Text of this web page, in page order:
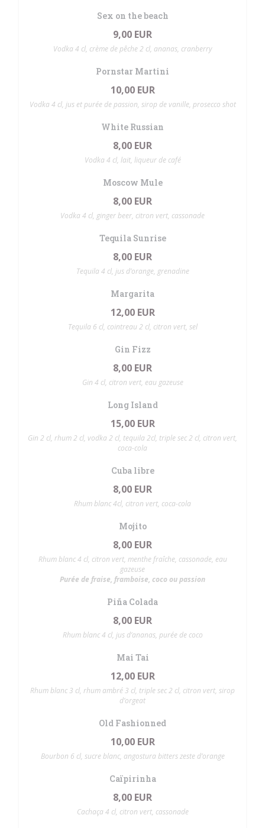
Sex on the beach
9,00 EUR
Vodka 4 cl, crème de pêche 2 cl, ananas, cranberry
Pornstar Martini
10,00 EUR
Vodka 4 cl, jus et purée de passion, sirop de vanille, prosecco shot
White Russian
8,00 EUR
Vodka 4 cl, lait, liqueur de café
Moscow Mule
8,00 EUR
Vodka 4 cl, ginger beer, citron vert, cassonade
Tequila Sunrise
8,00 EUR
Tequila 4 cl, jus d’orange, grenadine
Margarita
12,00 EUR
Tequila 6 cl, cointreau 2 cl, citron vert, sel
Gin Fizz
8,00 EUR
Gin 4 cl, citron vert, eau gazeuse
Long Island
15,00 EUR
Gin 2 cl, rhum 2 cl, vodka 2 cl, tequila 2cl, triple sec 2 cl, citron vert,
coca-cola
Cuba libre
8,00 EUR
Rhum blanc 4cl, citron vert, coca-cola
Mojito
8,00 EUR
Rhum blanc 4 cl, citron vert, menthe fraîche, cassonade, eau
gazeuse
Purée de fraise, framboise, coco ou passion
Piña Colada
8,00 EUR
Rhum blanc 4 cl, jus d’ananas, purée de coco
Mai Tai
12,00 EUR
Rhum blanc 3 cl, rhum ambré 3 cl, triple sec 2 cl, citron vert, sirop
d’orgeat
Old Fashionned
10,00 EUR
Bourbon 6 cl, sucre blanc, angostura bitters zeste d’orange
Caïpirinha
8,00 EUR
Cachaça 4 cl, citron vert, cassonade